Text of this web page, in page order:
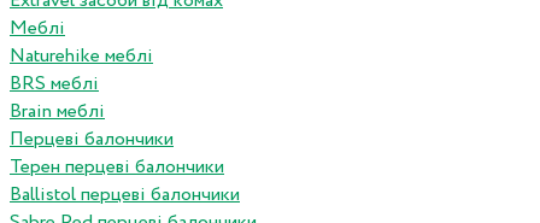
Меблі
Naturehike меблі
BRS меблі
Brain меблі
Перцеві балончики
Терен перцеві балончики
Ballistol перцеві балончики